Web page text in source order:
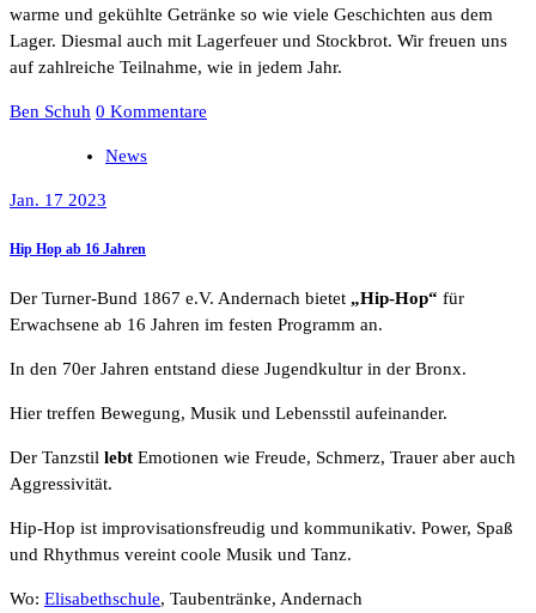
warme und gekühlte Getränke so wie viele Geschichten aus dem
Lager. Diesmal auch mit Lagerfeuer und Stockbrot. Wir freuen uns
auf zahlreiche Teilnahme, wie in jedem Jahr.
Ben Schuh 0 Kommentare
News
Jan. 17 2023
Hip Hop ab 16 Jahren
Der Turner-Bund 1867 e.V. Andernach bietet „Hip-Hop“ für
Erwachsene ab 16 Jahren im festen Programm an.
In den 70er Jahren entstand diese Jugendkultur in der Bronx.
Hier treffen Bewegung, Musik und Lebensstil aufeinander.
Der Tanzstil lebt Emotionen wie Freude, Schmerz, Trauer aber auch
Aggressivität.
Hip-Hop ist improvisationsfreudig und kommunikativ. Power, Spaß
und Rhythmus vereint coole Musik und Tanz.
Wo: Elisabethschule, Taubentränke, Andernach